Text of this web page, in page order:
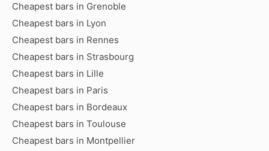
Cheapest bars in Grenoble
Cheapest bars in Lyon
Cheapest bars in Rennes
Cheapest bars in Strasbourg
Cheapest bars in Lille
Cheapest bars in Paris
Cheapest bars in Bordeaux
Cheapest bars in Toulouse
Cheapest bars in Montpellier